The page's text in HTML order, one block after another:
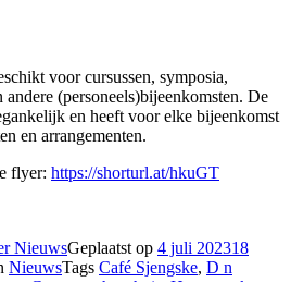
voor cursussen, symposia,
andere (personeels)bijeenkomsten. De
en heeft voor elke bijeenkomst
en arrangementen.
flyer: https://shorturl.at/hkuGT
NieuwsGeplaatst op 4 juli 202318
NieuwsTags Café Sjengske, D n